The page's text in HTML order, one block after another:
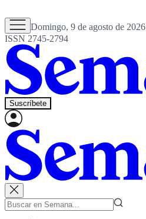
Domingo, 9 de agosto de 2026
ISSN 2745-2794
Suscríbete